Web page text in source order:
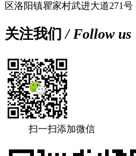
区洛阳镇瞿家村武进大道271号
关注我们 / Follow us
扫一扫添加微信